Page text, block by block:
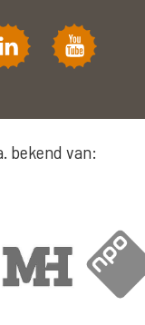
bekend van: